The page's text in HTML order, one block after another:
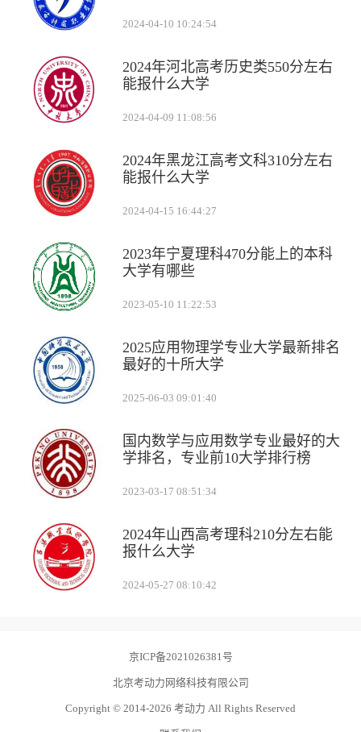
2024-04-10 10:24:54
2024年河北高考历史类550分左右
能报什么大学
2024-04-09 11:08:56
2024年黑龙江高考文科310分左右
能报什么大学
2024-04-15 16:44:27
2023年宁夏理科470分能上的本科
大学有哪些
2023-05-10 11:22:53
2025应用物理学专业大学最新排名
最好的十所大学
2025-06-03 09:01:40
国内数学与应用数学专业最好的大
学排名，专业前10大学排行榜
2023-03-17 08:51:34
2024年山西高考理科210分左右能
报什么大学
2024-05-27 08:10:42
京ICP备2021026381号
北京考动力网络科技有限公司
Copyright © 2014-2026 考动力 All Rights Reserved